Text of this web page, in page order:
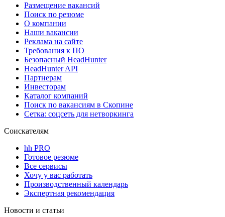
Размещение вакансий
Поиск по резюме
О компании
Наши вакансии
Реклама на сайте
Требования к ПО
Безопасный HeadHunter
HeadHunter API
Партнерам
Инвесторам
Каталог компаний
Поиск по вакансиям в Скопине
Сетка: соцсеть для нетворкинга
Соискателям
hh PRO
Готовое резюме
Все сервисы
Хочу у вас работать
Производственный календарь
Экспертная рекомендация
Новости и статьи